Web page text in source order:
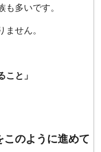
多いです。
せん。
こと」
のように進めて